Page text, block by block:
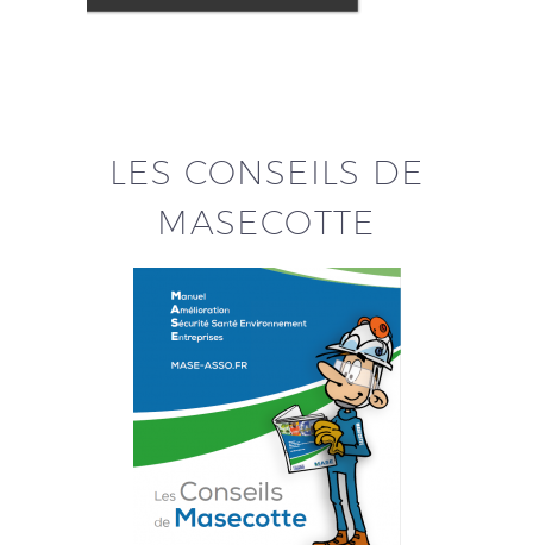
LES CONSEILS DE
MASECOTTE